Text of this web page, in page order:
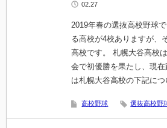
02.27
2019年春の選抜高校野球
る高校が4校ありますが、
高校です。 札幌大谷高校
会で初優勝を果たし、現
は札幌大谷高校の下記に
高校野球 選抜高校野